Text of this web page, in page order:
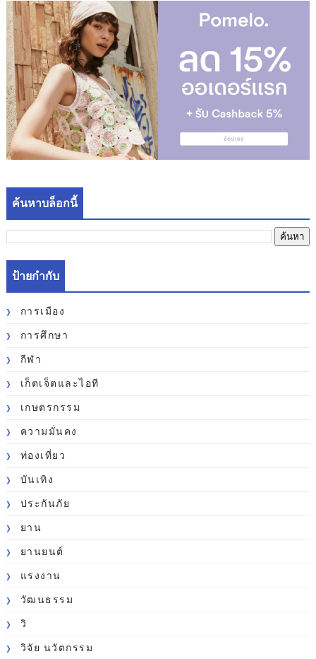
ค้นหาบล็อกนี้
ป้ายกำกับ
การเมือง
การศึกษา
กีฬา
เก็ตเจ็ตและไอที
เกษตรกรรม
ความมั่นคง
ท่องเที่ยว
บันเทิง
ประกันภัย
ยาน
ยานยนต์
แรงงาน
วัฒนธรรม
วิ
วิจัย นวัตกรรม